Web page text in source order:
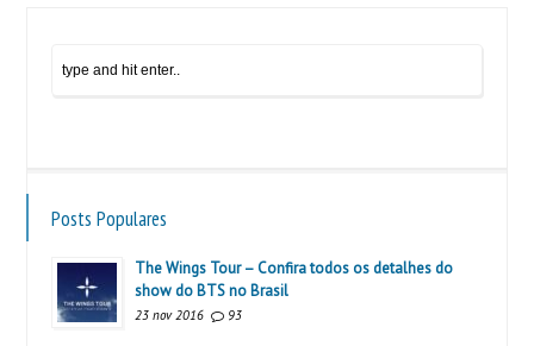
Posts Populares
The Wings Tour – Confira todos os detalhes do
show do BTS no Brasil
23 nov 2016 93